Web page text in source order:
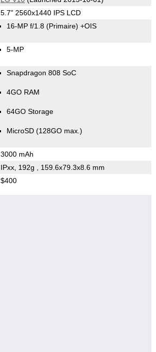
5.7" 2560x1440 IPS LCD
16-MP f/1.8 (Primaire) +OIS
5-MP
Snapdragon 808 SoC
4GO RAM
64GO Storage
MicroSD (128GO max.)
3000 mAh
IPxx, 192g , 159.6x79.3x8.6 mm
$400